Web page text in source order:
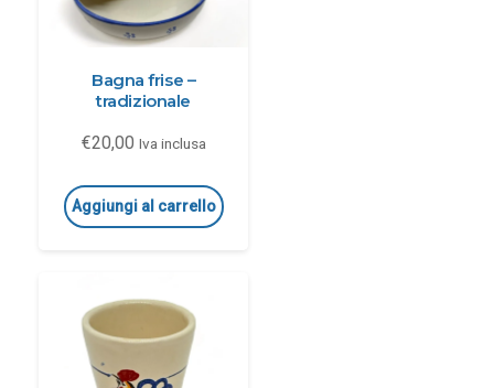
Bagna frise –
tradizionale
€20,00 Iva inclusa
Aggiungi al carrello